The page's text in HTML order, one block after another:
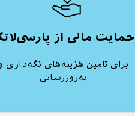
حمایت مالی از
برای تامین هزینه‌های نگه‌داری و
به‌روزرسانی